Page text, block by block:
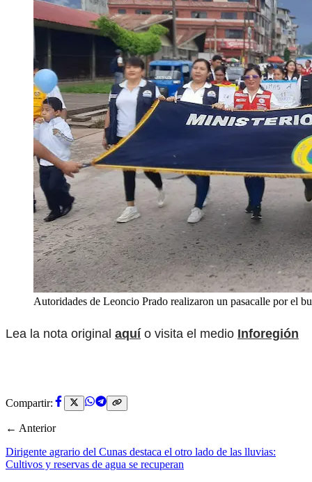
Autoridades de Leoncio Prado realizaron un pasacalle por el
Lea la nota original aquí o visita el medio Inforegión
Compartir:
← Anterior
Dirigente agrario del Cunas destaca el otro lado de las lluvias:
Cultivos y reservas de agua se recuperan